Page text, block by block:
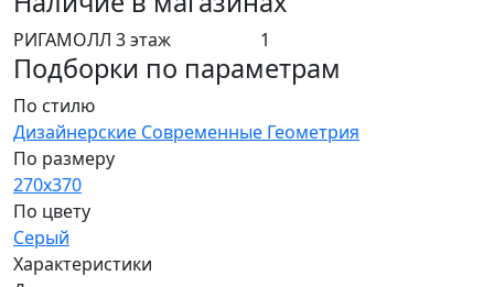
РИГАМОЛЛ 3 этаж 1
Подборки по параметрам
По стилю
Дизайнерские Современные Геометрия
По размеру
270x370
По цвету
Серый
Характеристики